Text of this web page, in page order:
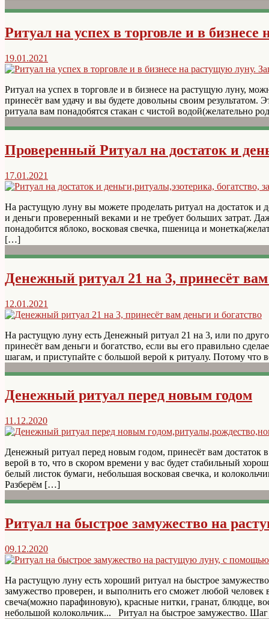
Ритуал на успех в торговле и в
19.01.2021
Ритуал на успех в торговле и в бизнесе на растущую луну,
принесёт вам удачу и вы будете довольны своим
ритуала вам понадобятся стакан с чистой водой(желательно
Проверенный Ритуал на достаток и
17.01.2021
На растущую луну вы можете проделать ритуал на достаток и
и деньги проверенный веками и не требует больших затрат.
понадобится яблоко, восковая свечка, пшеница и
[…]
Денежный ритуал 21 на 3, принесёт вам
12.01.2021
На растущую луну есть Денежный ритуал 21 на 3, или по
принесёт вам деньги и богатство, если вы его правильно
шагам, и приступайте с большой верой к ритуалу. Потому что
Денежный ритуал перед новым годом
11.12.2020
Денежный ритуал перед новым годом, принесёт вам достаток
верой в то, что в скором времени у вас будет стабильный
белый листок бумаги, небольшая восковая свечка, и
Разберём […]
Ритуал на быстрое замужество на
09.12.2020
На растущую луну есть хороший ритуал на быстрое
замужество проверен, и выполнить его сможет любой
свеча(можно парафиновую), красные нитки, гранат, блюдце,
небольшой колокольчик... Ритуал на быстрое замужество.